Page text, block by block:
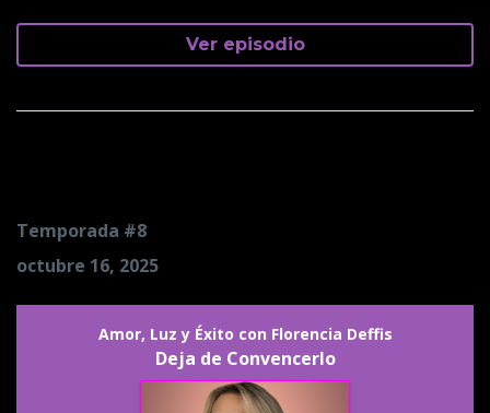
Ver episodio
Temporada #8
octubre 16, 2025